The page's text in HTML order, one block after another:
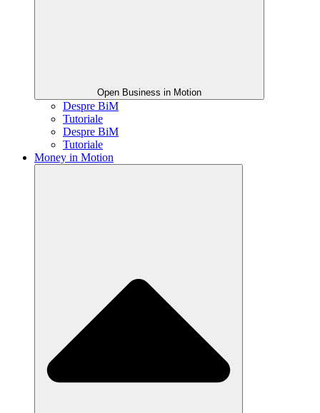
Open Business in Motion
Despre BiM
Tutoriale
Despre BiM
Tutoriale
Money in Motion